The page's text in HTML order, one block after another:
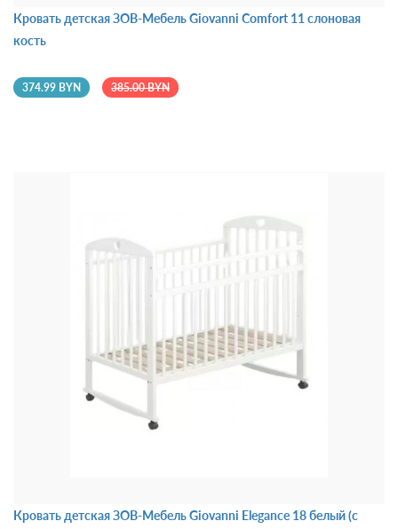
Кровать детская ЗОВ-Мебель Giovanni Comfort 11 слоновая
кость
374.99 BYN 385.00 BYN
Кровать детская ЗОВ-Мебель Giovanni Elegance 18 белый (с